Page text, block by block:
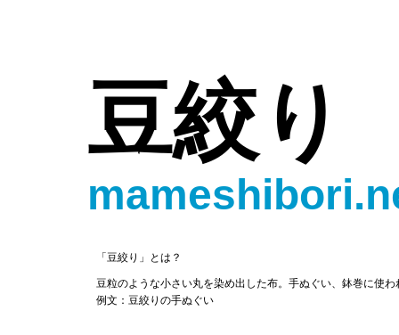
豆絞り
「豆絞り」とは？
豆粒のような小さい丸を染め出した布。手ぬぐい、鉢巻に使
例文：豆絞りの手ぬぐい